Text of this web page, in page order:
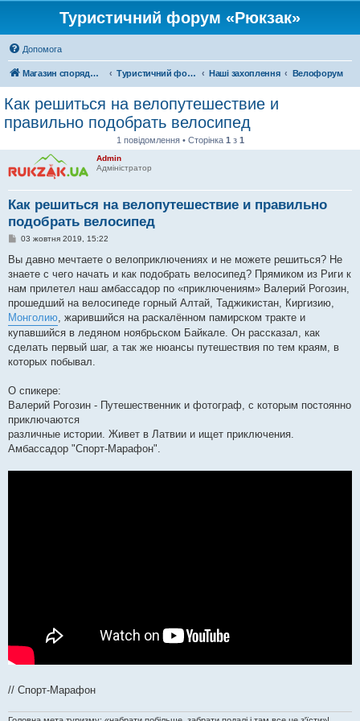
Туристичний форум «Рюкзак»
Допомога
Магазин спорядження Туристичний форум «Рюкзак» Наші захоплення Велофорум
Как решиться на велопутешествие и
правильно подобрать велосипед
1 повідомлення • Сторінка 1 з 1
Admin
Адміністратор
Как решиться на велопутешествие и правильно
подобрать велосипед
П
в
д
о
л
е
н
н
я
03 жовтня 2019, 15:22
Вы давно мечтаете о велоприключениях и не можете решиться? Не
знаете с чего начать и как подобрать велосипед? Прямиком из Риги к
нам прилетел наш амбассадор по «приключениям» Валерий Рогозин,
прошедший на велосипеде горный Алтай, Таджикистан, Киргизию,
Монголию, жарившийся на раскалённом памирском тракте и
купавшийся в ледяном ноябрьском Байкале. Он рассказал, как
сделать первый шаг, а так же нюансы путешествия по тем краям, в
которых побывал.
О спикере:
Валерий Рогозин - Путешественник и фотограф, с которым постоянно
приключаются
различные истории. Живет в Латвии и ищет приключения.
Амбассадор "Спорт-Марафон".
// Спорт-Марафон